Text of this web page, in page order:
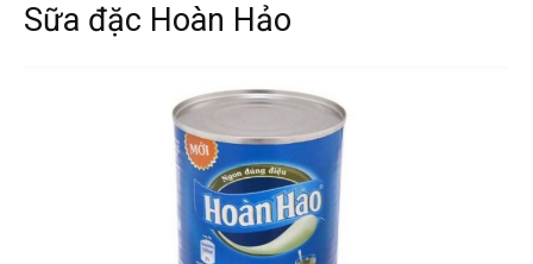
Sữa đặc Hoàn Hảo